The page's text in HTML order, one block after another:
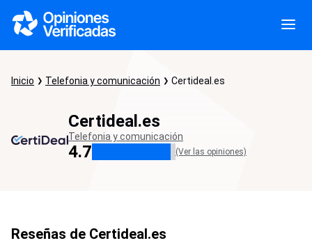
Inicio Telefonia y comunicación Certideal.es
Certideal.es
Telefonia y comunicación
4.7 (Ver las opiniones)
Reseñas de Certideal.es